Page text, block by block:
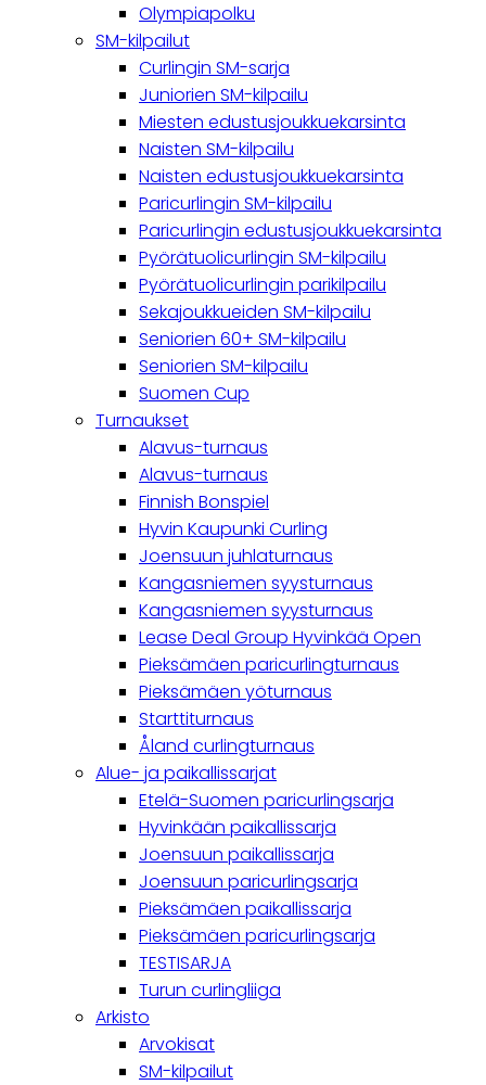
Olympiapolku
SM-kilpailut
Curlingin SM-sarja
Juniorien SM-kilpailu
Miesten edustusjoukkuekarsinta
Naisten SM-kilpailu
Naisten edustusjoukkuekarsinta
Paricurlingin SM-kilpailu
Paricurlingin edustusjoukkuekarsinta
Pyörätuolicurlingin SM-kilpailu
Pyörätuolicurlingin parikilpailu
Sekajoukkueiden SM-kilpailu
Seniorien 60+ SM-kilpailu
Seniorien SM-kilpailu
Suomen Cup
Turnaukset
Alavus-turnaus
Alavus-turnaus
Finnish Bonspiel
Hyvin Kaupunki Curling
Joensuun juhlaturnaus
Kangasniemen syysturnaus
Kangasniemen syysturnaus
Lease Deal Group Hyvinkää Open
Pieksämäen paricurlingturnaus
Pieksämäen yöturnaus
Starttiturnaus
Åland curlingturnaus
Alue- ja paikallissarjat
Etelä-Suomen paricurlingsarja
Hyvinkään paikallissarja
Joensuun paikallissarja
Joensuun paricurlingsarja
Pieksämäen paikallissarja
Pieksämäen paricurlingsarja
TESTISARJA
Turun curlingliiga
Arkisto
Arvokisat
SM-kilpailut